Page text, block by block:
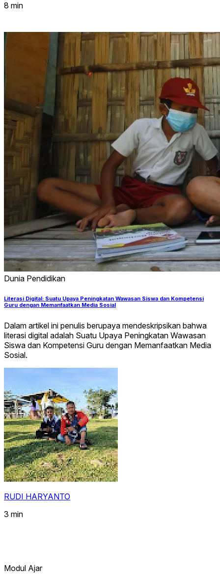
8 min
Dunia Pendidikan
Literasi Digital: Suatu Upaya Peningkatan Wawasan Siswa dan Kompetensi
Guru dengan Memanfaatkan Media Sosial
Dalam artikel ini penulis berupaya mendeskripsikan bahwa
literasi digital adalah Suatu Upaya Peningkatan Wawasan
Siswa dan Kompetensi Guru dengan Memanfaatkan Media
Sosial.
RUDI HARYANTO
3 min
Modul Ajar